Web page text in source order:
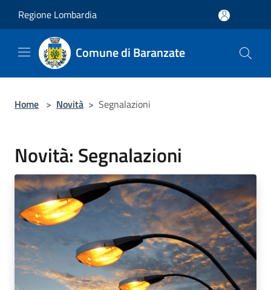
Regione Lombardia
Comune di Baranzate
Home > Novità > Segnalazioni
Novità: Segnalazioni